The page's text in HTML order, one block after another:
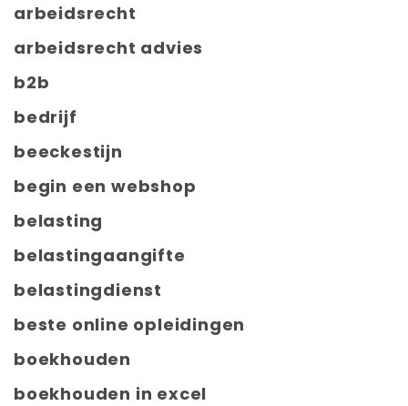
arbeidsrecht
arbeidsrecht advies
b2b
bedrijf
beeckestijn
begin een webshop
belasting
belastingaangifte
belastingdienst
beste online opleidingen
boekhouden
boekhouden in excel